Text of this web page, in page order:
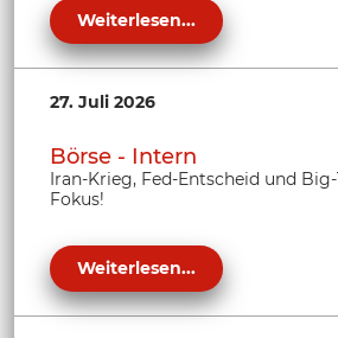
Weiterlesen...
27. Juli 2026
Börse - Intern
Iran-Krieg, Fed-Entscheid und
Fokus!
Weiterlesen...